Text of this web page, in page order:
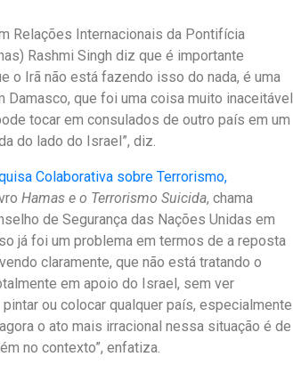
Relações Internacionais da Pontifícia
Rashmi Singh diz que é importante
o Irã não está fazendo isso do nada, é uma
que foi uma coisa muito inaceitável
tocar em consulados de outro país em um
do lado do Israel”, diz.
Colaborativa sobre Terrorismo,
Hamas e o Terrorismo Suicida, chama
de Segurança das Nações Unidas em
já foi um problema em termos de a reposta
claramente, que não está tratando o
em apoio do Israel, sem ver
ou colocar qualquer país, especialmente
o ato mais irracional nessa situação é de
no contexto”, enfatiza.